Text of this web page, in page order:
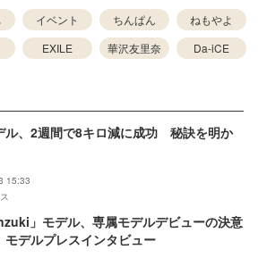
イベント ちんぱん
ねもやよ
EXILE 華沢友里奈 Da-iCE
ル、2週間で8キロ減に成功 秘訣を明か
15:33
」モデル、専属モデルデビューの決意
デルプレスインタビュー